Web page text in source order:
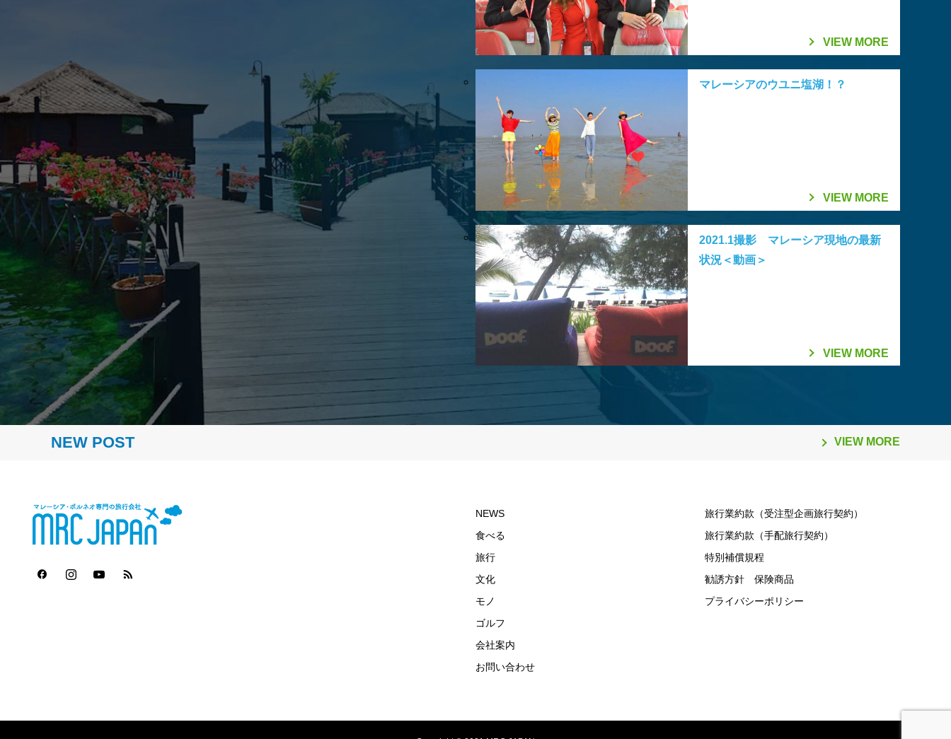
VIEW MORE
マレーシアのウユニ塩湖！？
VIEW MORE
2021.1撮影 マレーシア現地の最新
状況＜動画＞
VIEW MORE
NEW POST VIEW MORE
2026.03.26
「日本国際観光映像祭2026」で2冠達成
2026.03.16
Visit Malaysia Year 2026マレーシア短期
【マレーシア・ボルネオ研修が取材紹介さ
ビリティ料（Sustainability Fee）」導入
2025.11.10
ラヤンラヤン アイランドリゾート 休業
のお知らせ
2025.11.02
日本発マレーシア行き（2025年10月1日
便 ターミナル変更
NEWS
食べる
旅行
文化
モノ
ゴルフ
会社案内
お問い合わせ
旅行業約款（受注型企画旅行契約）
旅行業約款（手配旅行契約）
特別補償規程
勧誘方針 保険商品
プライバシーポリシー